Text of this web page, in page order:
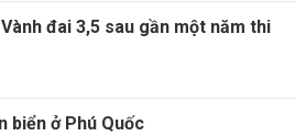
đai 3,5 sau gần một năm thi
biển ở Phú Quốc